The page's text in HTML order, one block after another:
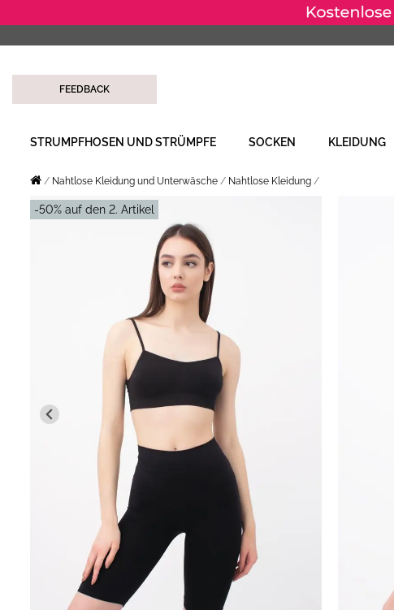
FEEDBACK
STRUMPFHOSEN UND STRÜMPFE SOCKEN KLEIDUNG
Nahtlose Kleidung und Unterwäsche Nahtlose Kleidung
-50% auf den 2. Artikel